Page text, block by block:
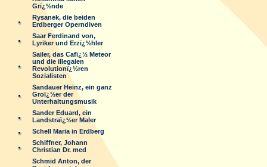
Grï¿½nde
Rysanek, die beiden
Erdberger Operndiven
Saar Ferdinand von,
Lyriker und Erzï¿½hler
Sailer, das Cafï¿½ Meteor
und die illegalen
Revolutionï¿½ren
Sozialisten
Sandauer Heinz, ein ganz
Groï¿½er der
Unterhaltungsmusik
Sander Eduard, ein
Landstraï¿½er Maler
Schell Maria in Erdberg
Schiffner, Johann
Christian Dr. med
Schmid Anton, der